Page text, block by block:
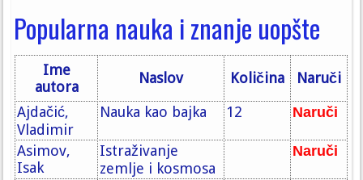
Popularna nauka i znanje uopšte
Ime
autora
Naslov Količina
Naruči
Ajdačić,
Vladimir
Nauka kao bajka 12 Naruči
Asimov,
Isak
Istraživanje
zemlje i kosmosa
Naruči